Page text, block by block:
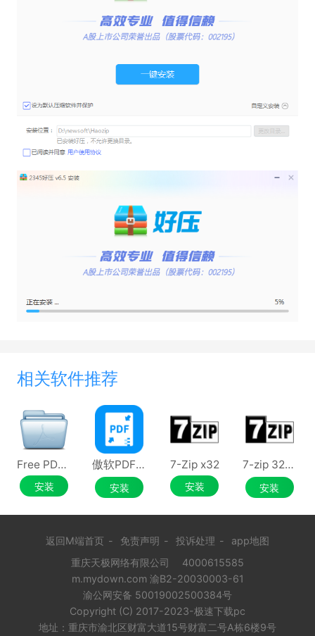
相关软件推荐
Free PDF Compressor
安装
傲软PDF压缩
安装
7-Zip x32
安装
7-zip 32位电脑版
安装
返回M端首页 - 免责声明 - 投诉处理 -
app地图
重庆天极网络有限公司
4000615585
m.mydown.com 渝B2-20030003-61
渝公网安备 50019002500384号
Copyright (C) 2017-2023-极速下载pc
地址：重庆市渝北区财富大道15号财富二号A栋6楼9号